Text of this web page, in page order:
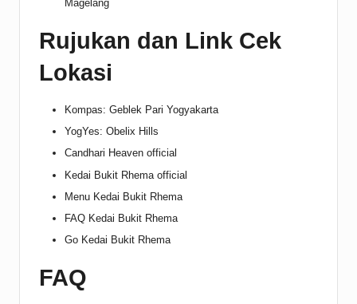
Magelang
Rujukan dan Link Cek
Lokasi
Kompas: Geblek Pari Yogyakarta
YogYes: Obelix Hills
Candhari Heaven official
Kedai Bukit Rhema official
Menu Kedai Bukit Rhema
FAQ Kedai Bukit Rhema
Go Kedai Bukit Rhema
FAQ